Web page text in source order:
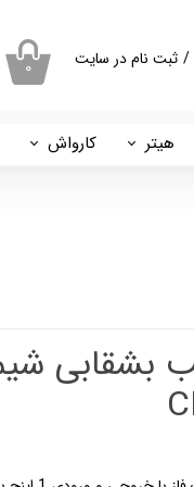
/ ثبت نام در سایت
هیتر کارواش
۰